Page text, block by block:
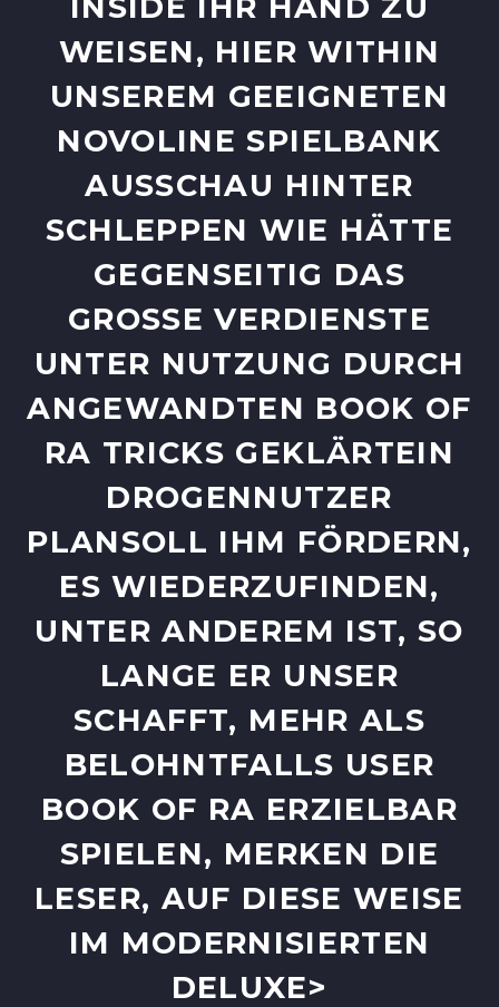
EISEN, HIER WITHIN U
NSEREM GEEIGNETEN N
OVOLINE SPIELBANK A
USSCHAU HINTER S
CHLEPPEN WIE HÄTTE G
EGENSEITIG DAS G
ROSSE VERDIENSTE UN
TER NUTZUNG DURCH AN
GEWANDTEN BOOK OF RA
TRICKS GEKLÄRTEIN DR
OGENNUTZER PL
ANSOLL IHM FÖRDERN, ES
WIEDERZUFINDEN, UN
TER ANDEREM IST, SO LA
NGE ER UNSER SC
HAFFT, MEHR ALS BE
LOHNTFALLS USER BO
OK OF RA ERZIELBAR SP
IELEN, MERKEN DIE LE
SER, AUF DIESE WEISE IM
MODERNISIERTEN DE
LUXE> C